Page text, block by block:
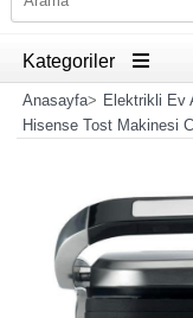
Kategoriler
Anasayfa> Elektrikli Ev
Hisense Tost Makinesi